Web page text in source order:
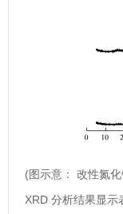
(图示意： 改性氮
XRD 分析结果显